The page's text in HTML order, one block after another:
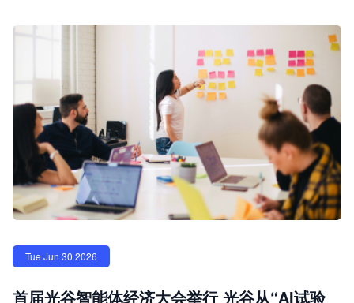
Tue Jun 30 2026
首届光谷智能体经济大会举行 光谷从“AI试验